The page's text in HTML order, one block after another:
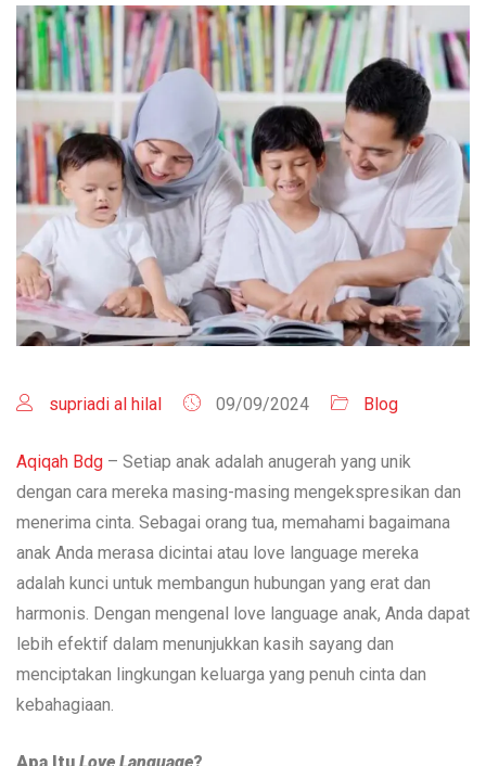
supriadi al hilal 09/09/2024 Blog
Aqiqah Bdg – Setiap anak adalah anugerah yang unik
dengan cara mereka masing-masing mengekspresikan dan
menerima cinta. Sebagai orang tua, memahami bagaimana
anak Anda merasa dicintai atau love language mereka
adalah kunci untuk membangun hubungan yang erat dan
harmonis. Dengan mengenal love language anak, Anda dapat
lebih efektif dalam menunjukkan kasih sayang dan
menciptakan lingkungan keluarga yang penuh cinta dan
kebahagiaan.
Apa Itu Love Language?